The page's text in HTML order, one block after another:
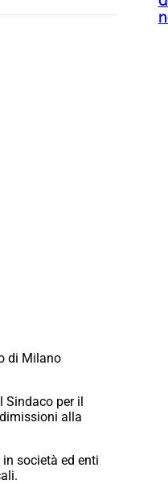
di Milano
Sindaco per il
alla
società ed enti